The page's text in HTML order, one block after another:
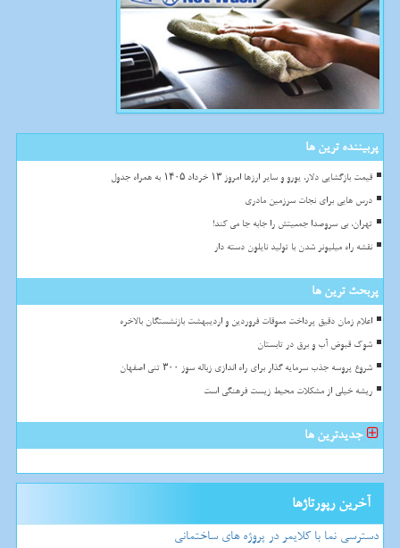
پربیننده ترین ها
قیمت بازگشایی دلار، یورو و سایر ارزها امروز ۱۳ خرداد ۱۴۰۵ به همراه جدول
درس هایی برای نجات سرزمین مادری
تهران، بی سروصدا جمعیتش را جابه جا می کند!
نقشه راه میلیونر شدن با تولید نایلون دسته دار
پربحث ترین ها
اعلام زمان دقیق پرداخت معوقات فروردین و اردیبهشت بازنشستگان بالاخره
شوک قبوض آب و برق در تابستان
شروع پروسه جذب سرمایه گذار برای راه اندازی زباله سوز ۳۰۰ تنی اصفهان
ریشه خیلی از مشکلات محیط زیست فرهنگی است
جدیدترین ها
آخرین رپورتاژها
دسترسی نما با کلایمر در پروژه های ساختمانی